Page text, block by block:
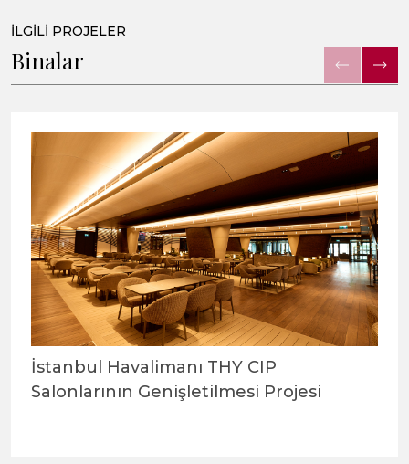
İLGİLİ PROJELER
Binalar
İstanbul Havalimanı THY CIP
Salonlarının Genişletilmesi Projesi